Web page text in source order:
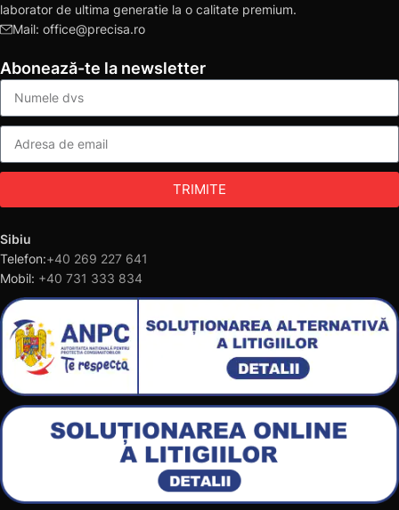
laborator de ultima generatie la o calitate premium.
Mail: office@precisa.ro
Abonează-te la newsletter
TRIMITE
Sibiu
Telefon:+40 269 227 641
Mobil: +40 731 333 834